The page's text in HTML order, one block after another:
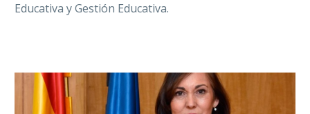
Educativa y Gestión Educativa.